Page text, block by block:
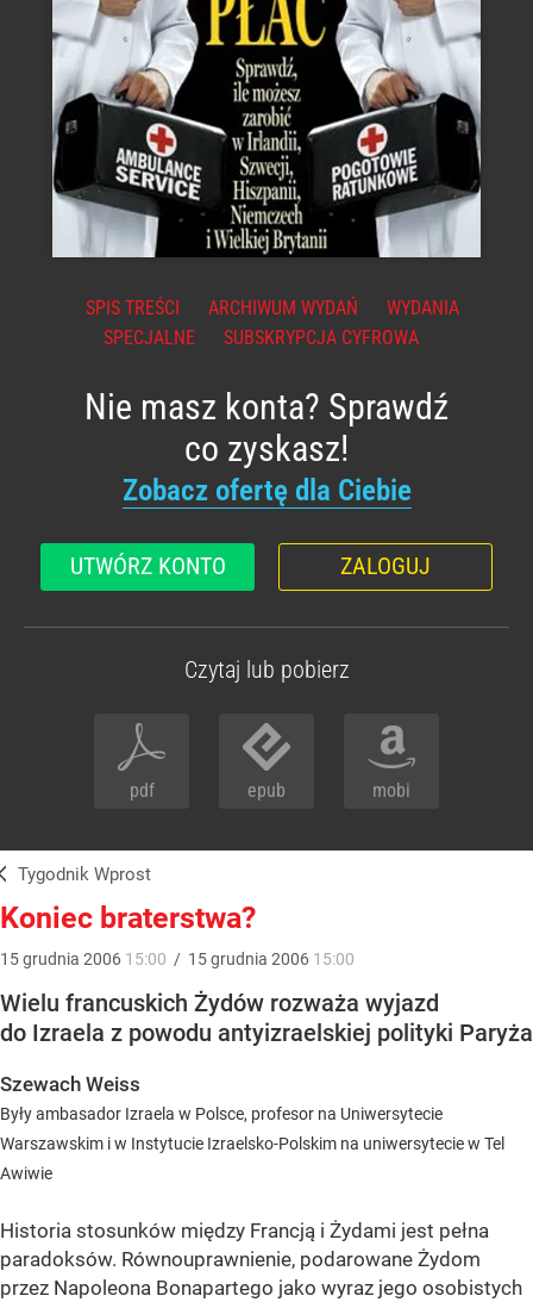
SPIS TREŚCI ARCHIWUM WYDAŃ
WYDANIA
SPECJALNE
SUBSKRYPCJA CYFROWA
Nie masz konta? Sprawdź
co zyskasz!
Zobacz ofertę dla Ciebie
UTWÓRZ KONTO ZALOGUJ
Czytaj lub pobierz
pdf epub mobi
Tygodnik Wprost
Koniec braterstwa?
15grudnia 2006 15:00 / 15grudnia 2006 15:00
Wielu francuskich Żydów rozważa wyjazd
do Izraela z powodu antyizraelskiej polityki Paryża
Szewach Weiss
Były ambasador Izraela w Polsce, profesor na Uniwersytecie
Warszawskim i w Instytucie Izraelsko-Polskim na uniwersytecie w Tel
Awiwie
Historia stosunków między Francją i Żydami jest pełna
paradoksów. Równouprawnienie, podarowane Żydom
przez Napoleona Bonapartego jako wyraz jego osobistych